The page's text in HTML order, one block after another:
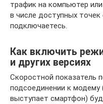
трафик на компьютер
в числе доступных
подключаетесь.
Как включить
и других версиях
Скоростной показатель
подсоединении к модему
выступает смартфон)